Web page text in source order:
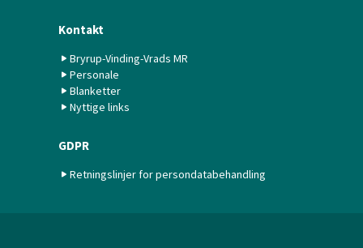
Kontakt
Bryrup-Vinding-Vrads MR
Personale
Blanketter
Nyttige links
GDPR
Retningslinjer for persondatabehandling